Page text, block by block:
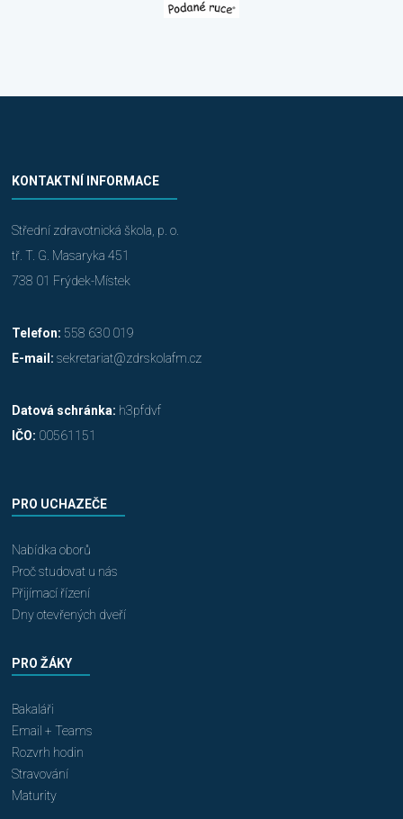
KONTAKTNÍ INFORMACE
Střední zdravotnická škola, p. o.
tř. T. G. Masaryka 451
738 01 Frýdek-Místek
Telefon: 558 630 019
E-mail: sekretariat@zdrskolafm.cz
Datová schránka: h3pfdvf
IČO: 00561151
PRO UCHAZEČE
Nabídka oborů
Proč studovat u nás
Přijímací řízení
Dny otevřených dveří
PRO ŽÁKY
Bakaláři
Email + Teams
Rozvrh hodin
Stravování
Maturity